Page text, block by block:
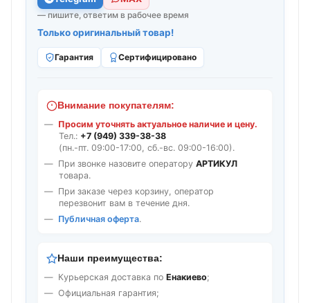
— пишите, ответим в рабочее время
Только оригинальный товар!
Гарантия Сертифицировано
Внимание покупателям:
Просим уточнять актуальное наличие и цену.
Тел.: +7 (949) 339-38-38
(пн.-пт. 09:00-17:00, сб.-вс. 09:00-16:00).
При звонке назовите оператору АРТИКУЛ
товара.
При заказе через корзину, оператор
перезвонит вам в течение дня.
Публичная оферта.
Наши преимущества:
Курьерская доставка по Енакиево;
Официальная гарантия;